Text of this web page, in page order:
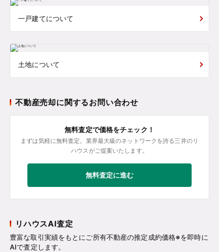
一戸建てについて
土地について
不動産売却に関するお問い合わせ
無料査定で価格をチェック！
まずは気軽に無料査定。業界最大級のネットワークを誇る三井のリ
ハウスがご提案いたします。
無料査定に進む
リハウスAI査定
豊富な取引実績をもとにご所有不動産の推定成約価格※を即時に
AIで査定します。